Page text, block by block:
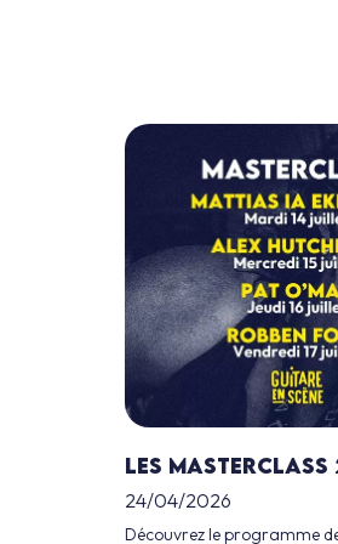
Les Masterclass
24/04/2026
Découvrez le programme